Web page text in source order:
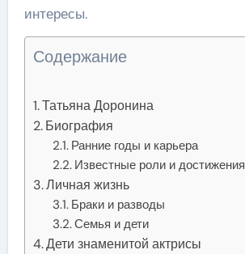
интересы.
Содержание
Татьяна Доронина
Биография
Ранние годы и карьера
Известные роли и достижения
Личная жизнь
Браки и разводы
Семья и дети
Дети знаменитой актрисы